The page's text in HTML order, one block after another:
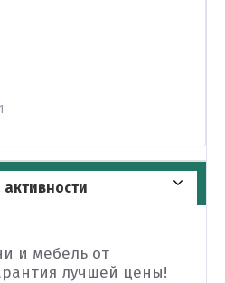
активности
и мебель от
лучшей цены!